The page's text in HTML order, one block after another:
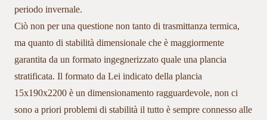
periodo invernale.
Ciò non per una questione non tanto di trasmittanza termica,
ma quanto di stabilità dimensionale che è maggiormente
garantita da un formato ingegnerizzato quale una plancia
stratificata. Il formato da Lei indicato della plancia
15x190x2200 è un dimensionamento ragguardevole, non ci
sono a priori problemi di stabilità il tutto è sempre connesso alle